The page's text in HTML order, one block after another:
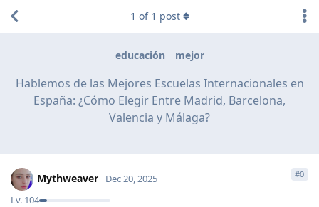
educación mejor
Hablemos de las Mejores Escuelas Internacionales en
España: ¿Cómo Elegir Entre Madrid, Barcelona,
Valencia y Málaga?
1 of 1 post
Mythweaver
Lv. 104
Dec 20, 2025 #0